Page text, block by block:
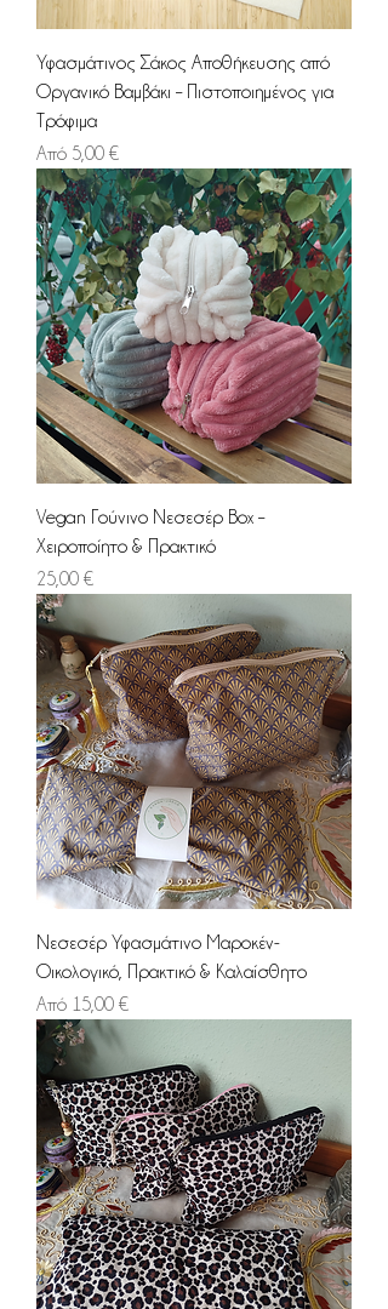
Υφασμάτινος Σάκος Αποθήκευσης από
Οργανικό Βαμβάκι – Πιστοποιημένος για
Τρόφιμα
Από 5,00 €
Τιμή Έκπτωσης
Vegan Γούνινο Νεσεσέρ Box –
Χειροποίητο & Πρακτικό
Τιμή
25,00 €
Νεσεσέρ Υφασμάτινο Μαροκέν-
Οικολογικό, Πρακτικό & Καλαίσθητο
Από 15,00 €
Τιμή Έκπτωσης